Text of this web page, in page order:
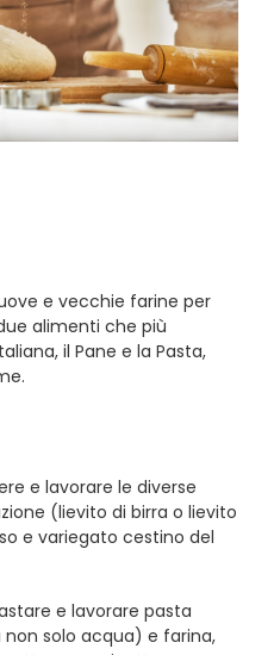
e vecchie farine per
alimenti che più
il Pane e la Pasta,
e lavorare le diverse
(lievito di birra o lievito
e variegato cestino del
e lavorare pasta
solo acqua) e farina,